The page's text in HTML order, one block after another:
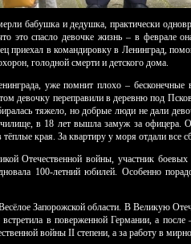
бабушка и дедушка, практически
это спасло девочке жизнь – в феврале
приехал в командировку в Ленинград,
голодной смерти и детского дома.
уже помнит плохо –
девочку переправили в деревню под
тяжело, но добрые люди не дали
в 18 лет вышла замуж за
края. За квартиру у моря отдали все
Отечественной войны, участник
100-летний юбилей. Особенно
Запорожской области. В Великую
в поверженной Германии, а после
войны II степени, а за работу в